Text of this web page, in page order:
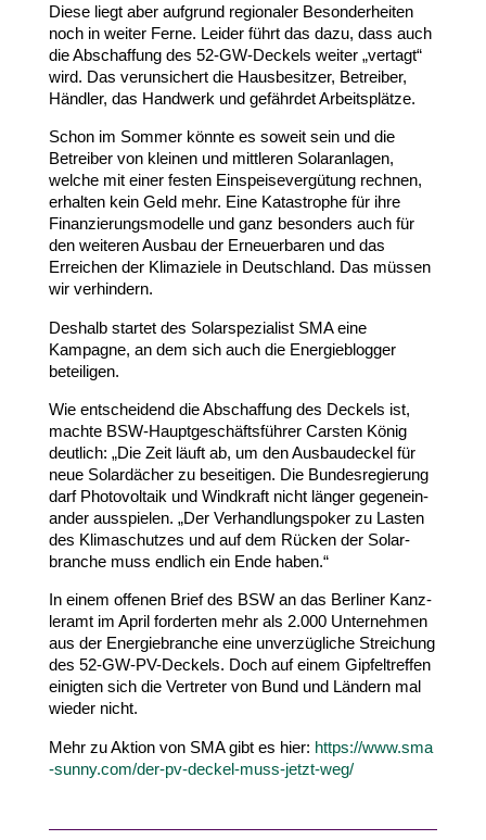
Diese liegt aber aufgrund regio­naler Beson­der­heiten
noch in weiter Ferne. Leider führt das dazu, dass auch
die Abschaffung des 52-​GW-​Deckels weiter „vertagt“
wird. Das verun­si­chert die Haus­be­sitzer, Betreiber,
Händler, das Handwerk und gefährdet Arbeitsplätze.
Schon im Sommer könnte es soweit sein und die
Betreiber von kleinen und mittleren Solar­an­lagen,
welche mit einer festen Einspei­se­ver­gütung rechnen,
erhalten kein Geld mehr. Eine Kata­strophe für ihre
Finan­zie­rungs­mo­delle und ganz besonders auch für
den weiteren Ausbau der Erneu­er­baren und das
Erreichen der Klima­ziele in Deutschland. Das müssen
wir verhindern.
Deshalb startet des Solar­spe­zialist SMAeine
Kampagne, an dem sich auch die Energie­blogger
beteiligen.
Wie entscheidend die Abschaffung des Deckels ist,
machte BSW-​Hauptgeschäftsführer Carsten König
deutlich: „Die Zeit läuft ab, um den Ausbau­deckel für
neue Solar­dächer zu besei­tigen. Die Bundes­re­gierung
darf Photo­voltaik und Windkraft nicht länger gegen­ein­
ander ausspielen. „Der Verhand­lungs­poker zu Lasten
des Klima­schutzes und auf dem Rücken der Solar­
branche muss endlich ein Ende haben.“
In einem offenen Brief des BSWan das Berliner Kanz­
leramt im April forderten mehr als 2.000Unter­nehmen
aus der Ener­gie­branche eine unver­züg­liche Strei­chung
des 52-​GW-​PV-​Deckels. Doch auf einem Gipfel­treffen
einigten sich die Vertreter von Bund und Ländern mal
wieder nicht.
Mehr zu Aktion von SMAgibt es hier: https://​www​.sma​
-sunny​.com/​d​e​r​-​p​v​-​d​e​c​k​e​l​-​m​u​s​s​-​j​e​t​z​t-weg/